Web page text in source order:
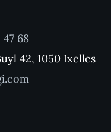
47 68
42, 1050 Ixelles